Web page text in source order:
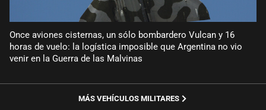
Once aviones cisternas, un sólo bombardero Vulcan y 16
horas de vuelo: la logística imposible que Argentina no vio
venir en la Guerra de las Malvinas
MÁS VEHÍCULOS MILITARES